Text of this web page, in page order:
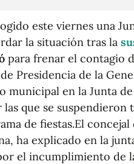
este viernes una
la situación tras la
para frenar el contagio
Presidencia de la
municipal en la Junta
que se suspendieron
de fiestas.El concejal
ha explicado en la
el incumplimiento de